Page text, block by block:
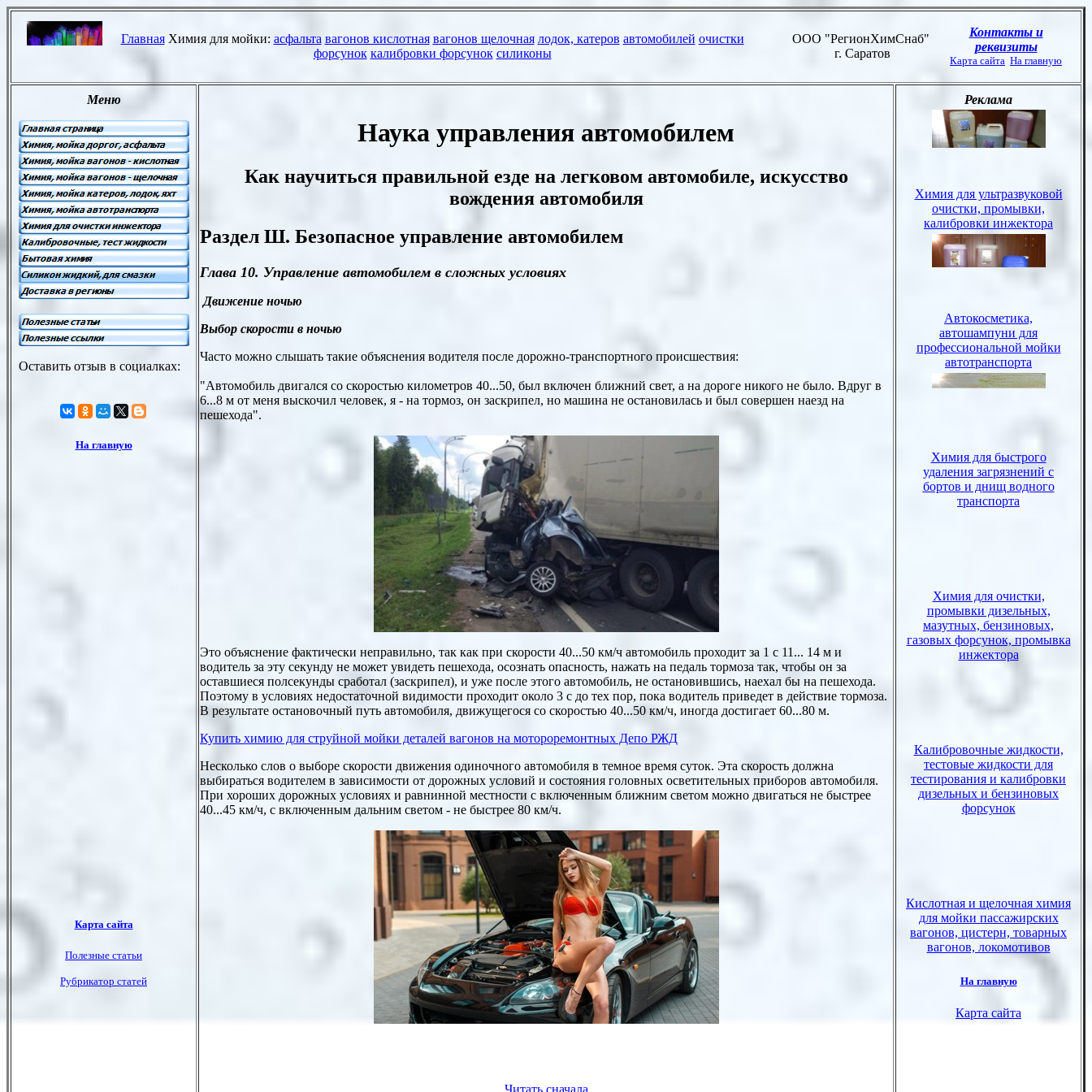
Наука управления автомобилем
Как научиться правильной езде на легковом автомобиле, искусство
вождения автомобиля
Раздел Ш. Безопасное управление автомобилем
Глава 10. Управление автомобилем в сложных условиях
Движение ночью
Выбор скорости в ночью
Часто можно слышать такие объяснения водителя после дорожно-транспортного происшествия:
"Автомобиль двигался со скоростью километров 40...50, был включен ближний свет, а на дороге никого не было. Вдруг в
6...8 м от меня выскочил человек, я - на тормоз, он заскрипел, но машина не остановилась и был совершен наезд на
пешехода".
Это объяснение фактически неправильно, так как при скорости 40...50 км/ч автомобиль проходит за 1 с 11... 14 м и
водитель за эту секунду не может увидеть пешехода, осознать опасность, нажать на педаль тормоза так, чтобы он за
оставшиеся полсекунды сработал (заскрипел), и уже после этого автомобиль, не остановившись, наехал бы на пешехода.
Поэтому в условиях недостаточной видимости проходит около 3 с до тех пор, пока водитель приведет в действие тормоза.
В результате остановочный путь автомобиля, движущегося со скоростью 40...50 км/ч, иногда достигает 60...80 м.
Купить химию для струйной мойки деталей вагонов на мотороремонтных Депо РЖД
Несколько слов о выборе скорости движения одиночного автомобиля в темное время суток. Эта скорость должна
выбираться водителем в зависимости от дорожных условий и состояния головных осветительных приборов автомобиля.
При хороших дорожных условиях и равнинной местности с включенным ближним светом можно двигаться не быстрее
40...45 км/ч, с включенным дальним светом - не быстрее 80 км/ч.
Читать сначала